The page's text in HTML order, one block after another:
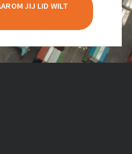
JIJ LID WILT